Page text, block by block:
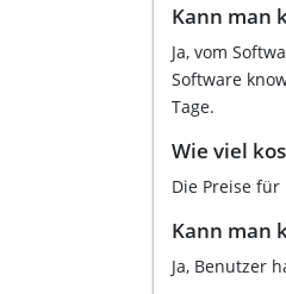
Kann man
Ja, vom
Software
Tage.
Wie viel
Die Preise
Kann man
Ja, Benutzer